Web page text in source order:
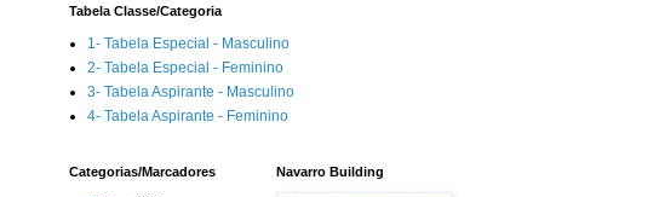
Tabela Classe/Categoria
1- Tabela Especial - Masculino
2- Tabela Especial - Feminino
3- Tabela Aspirante - Masculino
4- Tabela Aspirante - Feminino
Categorias/Marcadores Navarro Building